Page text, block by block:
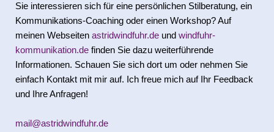
Sie interessieren sich für eine persönlichen Stilberatung, ein
Kommunikations-Coaching oder einen Workshop? Auf
meinen Webseiten astridwindfuhr.de und windfuhr-
kommunikation.de finden Sie dazu weiterführende
Informationen. Schauen Sie sich dort um oder nehmen Sie
einfach Kontakt mit mir auf. Ich freue mich auf Ihr Feedback
und Ihre Anfragen!
mail@astridwindfuhr.de